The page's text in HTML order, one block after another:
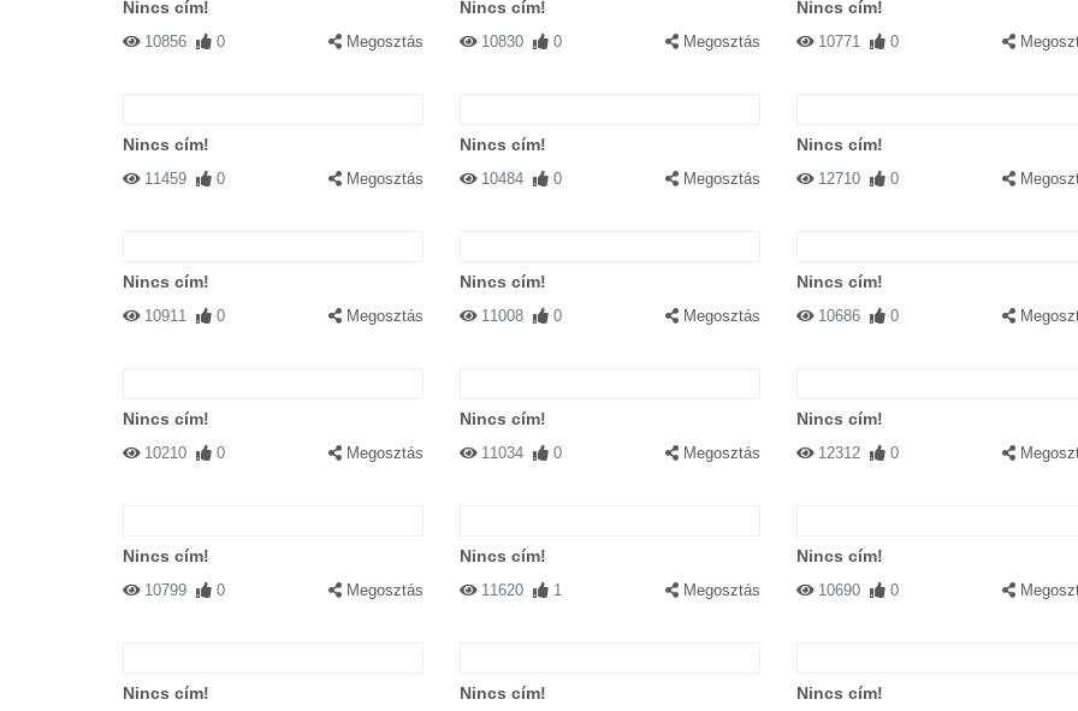
Nincs cím!
10856 0 Megosztás
Nincs cím!
10830 0 Megosztás
Nincs cím!
10771 0
Nincs cím!
11459 0 Megosztás
Nincs cím!
10484 0 Megosztás
Nincs cím!
12710 0
Nincs cím!
10911 0 Megosztás
Nincs cím!
11008 0 Megosztás
Nincs cím!
10686 0
Nincs cím!
10210 0 Megosztás
Nincs cím!
11034 0 Megosztás
Nincs cím!
12312 0
Nincs cím!
10799 0 Megosztás
Nincs cím!
11620 1 Megosztás
Nincs cím!
10690 0
Nincs cím! Nincs cím! Nincs cím!